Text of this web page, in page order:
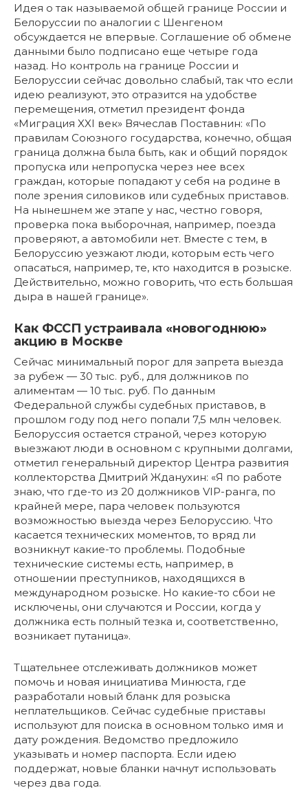
Идея о так называемой общей границе России и
Белоруссии по аналогии с Шенгеном
обсуждается не впервые. Соглашение об обмене
данными было подписано еще четыре года
назад. Но контроль на границе России и
Белоруссии сейчас довольно слабый, так что если
идею реализуют, это отразится на удобстве
перемещения, отметил президент фонда
«Миграция XXI век» Вячеслав Поставнин: «По
правилам Союзного государства, конечно, общая
граница должна была быть, как и общий порядок
пропуска или непропуска через нее всех
граждан, которые попадают у себя на родине в
поле зрения силовиков или судебных приставов.
На нынешнем же этапе у нас, честно говоря,
проверка пока выборочная, например, поезда
проверяют, а автомобили нет. Вместе с тем, в
Белоруссию уезжают люди, которым есть чего
опасаться, например, те, кто находится в розыске.
Действительно, можно говорить, что есть большая
дыра в нашей границе».
Как ФССП устраивала «новогоднюю»
акцию в Москве
Сейчас минимальный порог для запрета выезда
за рубеж — 30 тыс. руб., для должников по
алиментам — 10 тыс. руб. По данным
Федеральной службы судебных приставов, в
прошлом году под него попали 7,5 млн человек.
Белоруссия остается страной, через которую
выезжают люди в основном с крупными долгами,
отметил генеральный директор Центра развития
коллекторства Дмитрий Жданухин: «Я по работе
знаю, что где-то из 20 должников VIP-ранга, по
крайней мере, пара человек пользуются
возможностью выезда через Белоруссию. Что
касается технических моментов, то вряд ли
возникнут какие-то проблемы. Подобные
технические системы есть, например, в
отношении преступников, находящихся в
международном розыске. Но какие-то сбои не
исключены, они случаются и России, когда у
должника есть полный тезка и, соответственно,
возникает путаница».
Тщательнее отслеживать должников может
помочь и новая инициатива Минюста, где
разработали новый бланк для розыска
неплательщиков. Сейчас судебные приставы
используют для поиска в основном только имя и
дату рождения. Ведомство предложило
указывать и номер паспорта. Если идею
поддержат, новые бланки начнут использовать
через два года.